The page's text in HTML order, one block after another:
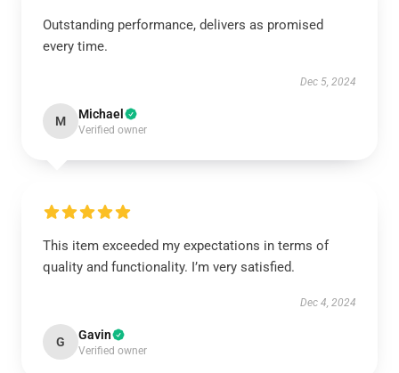
Outstanding performance, delivers as promised
every time.
Dec 5, 2024
M Michael
Verified owner
This item exceeded my expectations in terms of
quality and functionality. I’m very satisfied.
Dec 4, 2024
G Gavin
Verified owner